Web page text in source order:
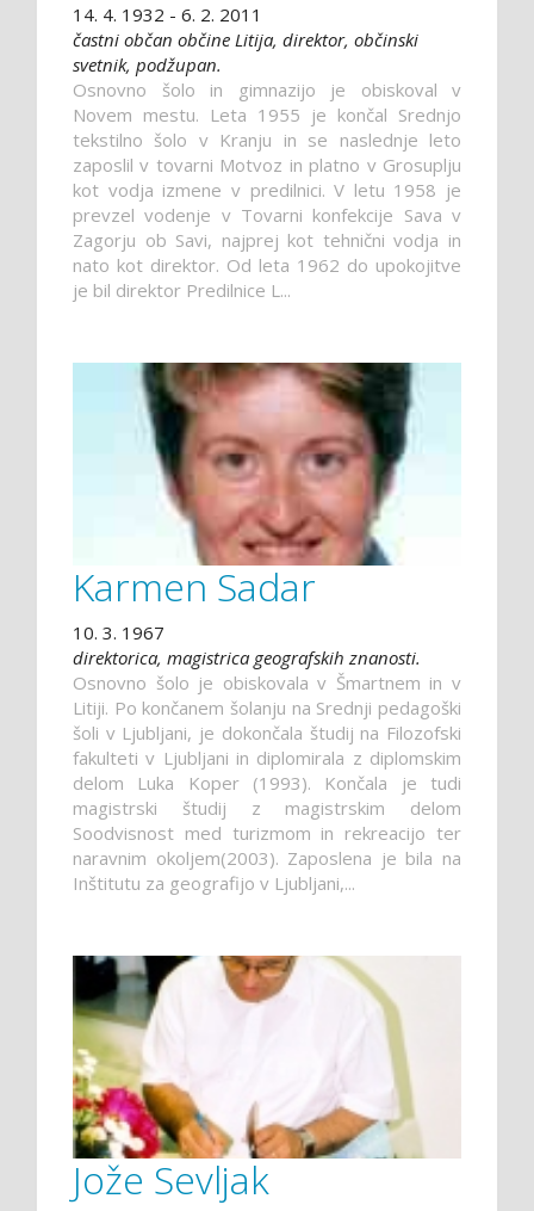
14. 4. 1932 - 6. 2. 2011
častni občan občine Litija, direktor, občinski
svetnik, podžupan.
Osnovno šolo in gimnazijo je obiskoval v
Novem mestu. Leta 1955 je končal Srednjo
tekstilno šolo v Kranju in se naslednje leto
zaposlil v tovarni Motvoz in platno v Grosuplju
kot vodja izmene v predilnici. V letu 1958 je
prevzel vodenje v Tovarni konfekcije Sava v
Zagorju ob Savi, najprej kot tehnični vodja in
nato kot direktor. Od leta 1962 do upokojitve
je bil direktor Predilnice L...
Karmen Sadar
10. 3. 1967
direktorica, magistrica geografskih znanosti.
Osnovno šolo je obiskovala v Šmartnem in v
Litiji. Po končanem šolanju na Srednji pedagoški
šoli v Ljubljani, je dokončala študij na Filozofski
fakulteti v Ljubljani in diplomirala z diplomskim
delom Luka Koper (1993). Končala je tudi
magistrski študij z magistrskim delom
Soodvisnost med turizmom in rekreacijo ter
naravnim okoljem(2003). Zaposlena je bila na
Inštitutu za geografijo v Ljubljani,...
Jože Sevljak